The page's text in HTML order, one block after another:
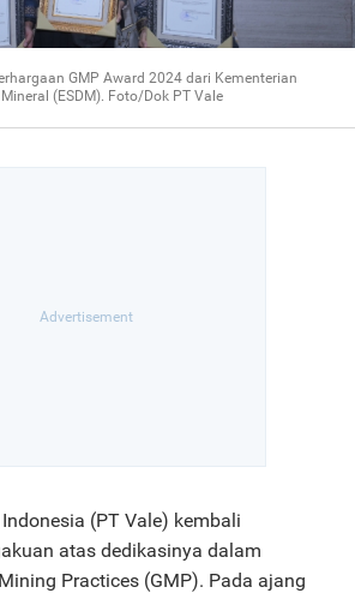
GMP Award 2024 dari Kementerian
(ESDM). Foto/Dok PT Vale
(PT Vale) kembali
atas dedikasinya dalam
Practices (GMP). Pada ajang